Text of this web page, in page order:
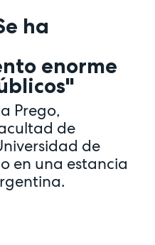
ha
enorme
Prego,
de
de
en una estancia